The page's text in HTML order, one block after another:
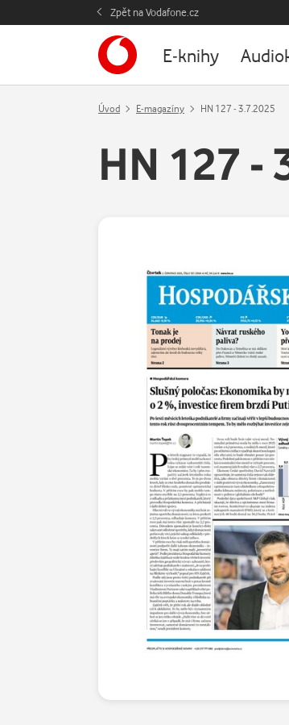
Zpět na Vodafone.cz
E-knihy
Úvod E-magazíny HN 127 - 3.7.2025
HN 127 -